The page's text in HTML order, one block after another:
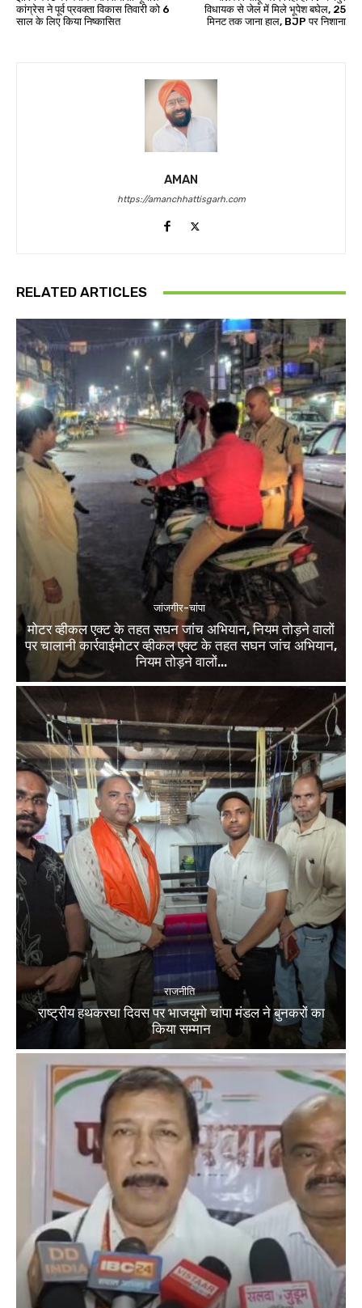
कांग्रेस ने पूर्व प्रवक्ता विकास तिवारी को 6
साल के लिए किया निष्कासित
विधायक से जेल में मिले भूपेश बघेल, 25
मिनट तक जाना हाल, BJP पर निशाना
AMAN
https://amanchhattisgarh.com
RELATED ARTICLES
जांजगीर-चांपा
मोटर व्हीकल एक्ट के तहत सघन जांच अभियान, नियम तोड़ने वालों
पर चालानी कार्रवाईमोटर व्हीकल एक्ट के तहत सघन जांच अभियान,
नियम तोड़ने वालों...
राजनीति
राष्ट्रीय हथकरघा दिवस पर भाजयुमो चांपा मंडल ने बुनकरों का
किया सम्मान